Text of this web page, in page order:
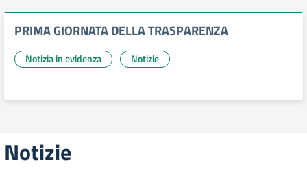
PRIMA GIORNATA DELLA TRASPARENZA
Notizia in evidenza Notizie
Notizie